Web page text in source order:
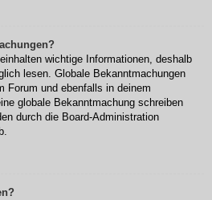
wichtige Informationen, deshalb
lesen. Globale Bekanntmachungen
Forum und ebenfalls in deinem
globale Bekanntmachung schreiben
durch die Board-Administration